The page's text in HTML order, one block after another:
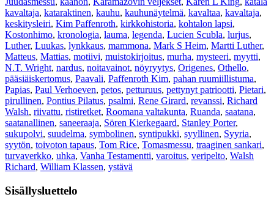
kavaltaja, kataraktinen, kauhu, kauhunäytelmä, kavaltaa, kavaltaja,
keskitysleiri, Kim Paffenroth, kirkkohistoria, kohtalon lapsi,
Kostonhimo, kronologia, lauma, legenda, Lucien Scubla, lurjus,
Luther, Luukas, lynkkaus, mammona, Mark S Heim, Martti Luther,
Matteus, Mattias, motiivi, muistokirjoitus, murha, mysteeri, myytti,
N.T. Wright, nardus, noitavainot, nöyryytys, Origenes, Othello,
pääsiäiskertomus, Paavali, Paffenroth Kim, pahan ruumiillistuma,
Papias, Paul Verhoeven, petos, petturuus, pettynyt patriootti, Pietari,
pirullinen, Pontius Pilatus, psalmi, Rene Girard, revanssi, Richard
Walsh, riivattu, ristiretket, Roomana valtakunta, Ruanda, saatana,
saatanallinen, saneeraaja, Sören Kierkegaard, Stanley Porter,
sukupolvi, suudelma, symbolinen, syntipukki, syyllinen, Syyria,
syytön, toivoton tapaus, Tom Rice, Tomasmessu, traaginen sankari,
turvaverkko, uhka, Vanha Testamentti, varoitus, veripelto, Walsh
Richard, William Klassen, ystävä
Sisällysluettelo